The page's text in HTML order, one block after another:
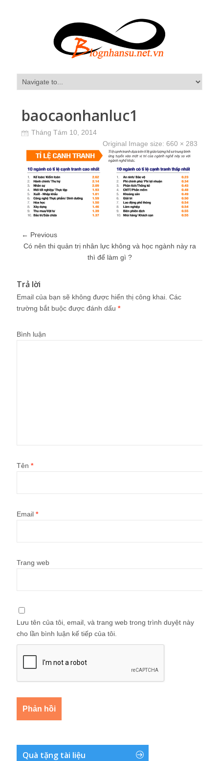
baocaonhanluc1
Tháng Tám 10, 2014
Original Image size: 660 × 283
← Previous
Có nên thi quản trị nhân lực không và học ngành này ra
thì để làm gì ?
Trả lời
Email của bạn sẽ không được hiển thị công khai. Các
trường bắt buộc được đánh dấu *
Bình luận
Tên *
Email *
Trang web
Lưu tên của tôi, email, và trang web trong trình duyệt này
cho lần bình luận kế tiếp của tôi.
Quà tặng tài liệu